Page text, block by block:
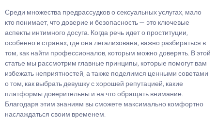
Среди множества предрассудков о сексуальных услугах, мало
кто понимает, что доверие и безопасность — это ключевые
аспекты интимного досуга. Когда речь идет о проституции,
особенно в странах, где она легализована, важно разбираться в
том, как найти профессионалов, которым можно доверять. В этой
статье мы рассмотрим главные принципы, которые помогут вам
избежать неприятностей, а также поделимся ценными советами
о том, как выбрать девушку с хорошей репутацией, какие
платформы доверительны и на что обращать внимание.
Благодаря этим знаниям вы сможете максимально комфортно
наслаждаться своим временем.